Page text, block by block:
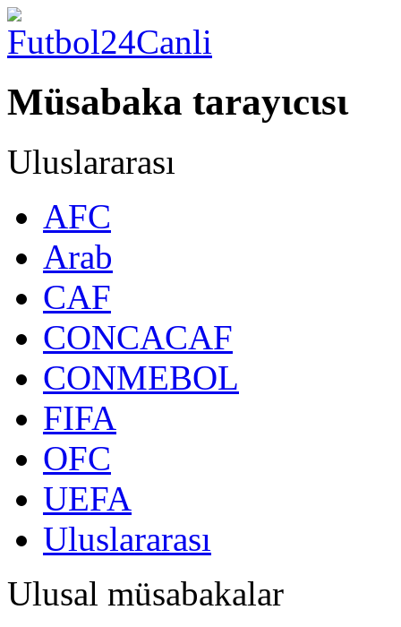
Müsabaka tarayιcιsι
Uluslararası
AFC
Arab
CAF
CONCACAF
CONMEBOL
FIFA
OFC
UEFA
Uluslararası
Ulusal müsabakalar